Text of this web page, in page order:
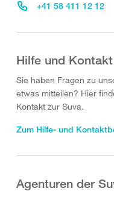
+41 58 411 12 12
Hilfe und Kontakt
Sie haben Fragen zu
etwas mitteilen? Hier
Kontakt zur Suva.
Zum Hilfe- und
Agenturen der